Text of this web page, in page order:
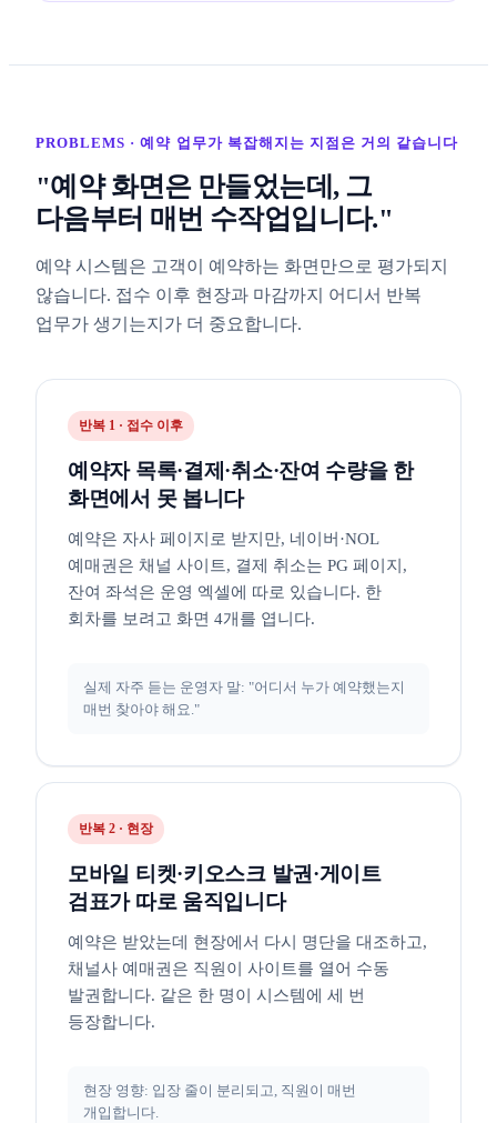
PROBLEMS · 예약 업무가 복잡해지는 지점은 거의 같습니다
"예약 화면은 만들었는데, 그
다음부터 매번 수작업입니다."
예약 시스템은 고객이 예약하는 화면만으로 평가되지
않습니다. 접수 이후 현장과 마감까지 어디서 반복
업무가 생기는지가 더 중요합니다.
반복 1 · 접수 이후
예약자 목록·결제·취소·잔여 수량을 한
화면에서 못 봅니다
예약은 자사 페이지로 받지만, 네이버·NOL
예매권은 채널 사이트, 결제 취소는 PG 페이지,
잔여 좌석은 운영 엑셀에 따로 있습니다. 한
회차를 보려고 화면 4개를 엽니다.
실제 자주 듣는 운영자 말: "어디서 누가 예약했는지
매번 찾아야 해요."
반복 2 · 현장
모바일 티켓·키오스크 발권·게이트
검표가 따로 움직입니다
예약은 받았는데 현장에서 다시 명단을 대조하고,
채널사 예매권은 직원이 사이트를 열어 수동
발권합니다. 같은 한 명이 시스템에 세 번
등장합니다.
현장 영향: 입장 줄이 분리되고, 직원이 매번
개입합니다.